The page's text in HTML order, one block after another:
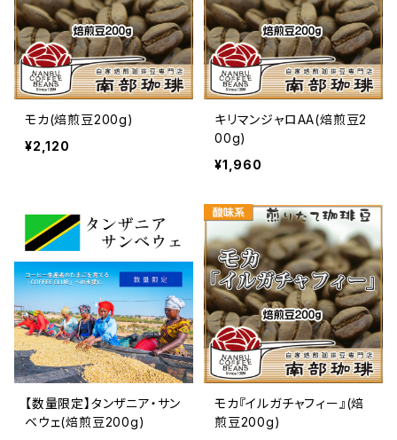
モカ(焙煎豆200g)
¥2,120
キリマンジャロAA(焙煎豆2
00g)
¥1,960
【数量限定】タンザニア・サン
ベウェ(焙煎豆200g)
モカ『イルガチャフィー』(焙
煎豆200g)